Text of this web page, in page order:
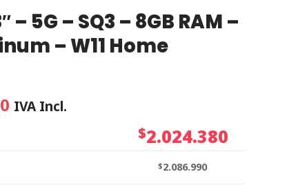
– 5G – SQ3 – 8GB RAM –
– W11 Home
IVA Incl.
$2.024.380
$2.086.990